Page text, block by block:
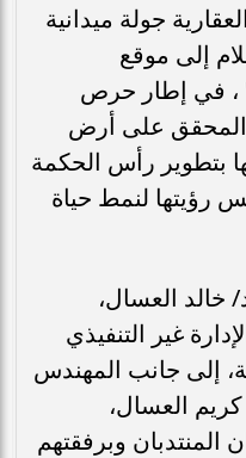
جولة ميدانية
إلى موقع
، في إطار حرص
على أرض
بتطوير رأس الحكمة
رؤيتها لنمط حياة
خالد العسال،
غير التنفيذي
إلى جانب المهندس
العسال،
المنتدبان وبرفقتهم